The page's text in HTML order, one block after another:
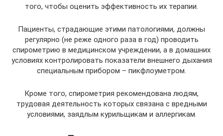
того, чтобы оценить эффективность их терапии.
Пациенты, страдающие этими патологиями, должны
регулярно (не реже одного раза в год) проводить
спирометрию в медицинском учреждении, а в домашних
условиях контролировать показатели внешнего дыхания
специальным прибором – пикфлоуметром.
Кроме того, спирометрия рекомендована людям,
трудовая деятельность которых связана с вредными
условиями, заядлым курильщикам и аллергикам.